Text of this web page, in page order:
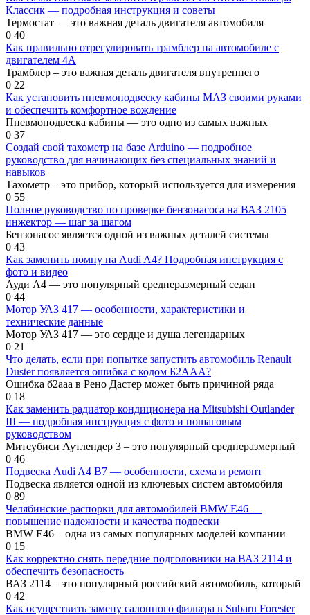
Классик — подробная инструкция и советы
Термостат — это важная деталь двигателя автомобиля
0 40
Как правильно отрегулировать трамблер на автомобиле с
двигателем 4А
Трамблер – это важная деталь двигателя внутреннего
0 22
Как установить пневмоподвеску кабины МАЗ своими руками
и обеспечить комфортное вождение
Пневмоподвеска кабины — это одно из самых важных
0 37
Создай свой тахометр на базе Arduino — подробное
руководство для начинающих без специальных знаний и
навыков
Тахометр – это прибор, который используется для измерения
0 55
Полное руководство по проверке бензонасоса на ВАЗ 2105
инжектор — шаг за шагом
Бензонасос является одной из важных деталей системы
0 43
Как заменить помпу на Audi A4? Подробная инструкция с
фото и видео
Ауди А4 — это популярный среднеразмерный седан
0 44
Мотор УАЗ 417 — особенности, характеристики и
технические данные
Мотор УАЗ 417 — это сердце и душа легендарных
0 21
Что делать, если при попытке запустить автомобиль Renault
Duster появляется ошибка с кодом Б2ААА?
Ошибка б2ааа в Рено Дастер может быть причиной ряда
0 18
Как заменить радиатор кондиционера на Mitsubishi Outlander
III — подробная инструкция с фото и пошаговым
руководством
Митсубиси Аутлендер 3 – это популярный среднеразмерный
0 46
Подвеска Audi A4 B7 — особенности, схема и ремонт
Подвеска является одной из ключевых систем автомобиля
0 89
Челябинские распорки для автомобилей BMW Е46 —
повышение надежности и качества подвески
BMW E46 – одна из самых популярных моделей компании
0 15
Как корректно снять передние подголовники на ВАЗ 2114 и
обеспечить безопасность
ВАЗ 2114 – это популярный российский автомобиль, который
0 42
Как осуществить замену салонного фильтра в Subaru Forester